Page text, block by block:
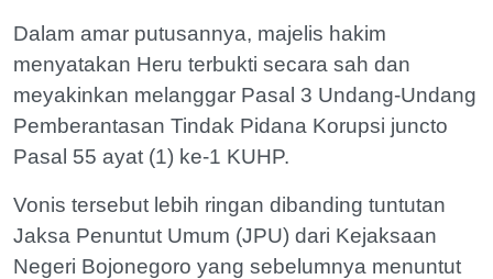
Dalam amar putusannya, majelis hakim
menyatakan Heru terbukti secara sah dan
meyakinkan melanggar Pasal 3 Undang-Undang
Pemberantasan Tindak Pidana Korupsi juncto
Pasal 55 ayat (1) ke-1 KUHP.
Vonis tersebut lebih ringan dibanding tuntutan
Jaksa Penuntut Umum (JPU) dari Kejaksaan
Negeri Bojonegoro yang sebelumnya menuntut